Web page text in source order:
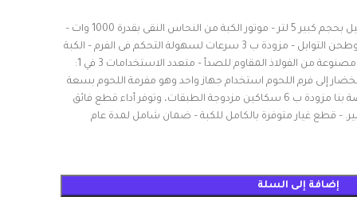
– كبة وقطاعه كهربائية ستانيلس ستيل بحجم كبير 5 لتر – موتور الكبة من النحاس النقى بقدرة 1000 وات –
تقوم بفرم اللحوم وتقطيع الخضروات وطحن التوابل – مزودة ب 3 سرعات لسهولة التحكم فى الفرم – الكبة
بالكامل ستانيلس ستيل ضد الصدأ – مصنوعة من الفولاذ المقاوم للصدأ – متعدد الاستخدامات 3 في 1:
إلى فرم اللحوم استخدام جهاز واحد وهو مفرمة اللحوم بسعة
5 لتر. -قة قطع محسنة: المفرمة الخاصة بنا مزودة ب 6 سكاكين مزدوجة الطبقات، وتوفر أداء قطع فائق
– قطع غيار متوفرة بالكامل للكبة – ضمان شامل لمدة عام
إضافة إلى السلة